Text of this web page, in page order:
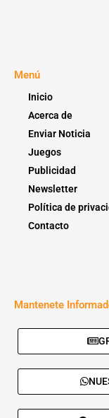
Menú
Inicio
Acerca de
Enviar Noticia
Juegos
Publicidad
Newsletter
Política de
Contacto
Mantenete